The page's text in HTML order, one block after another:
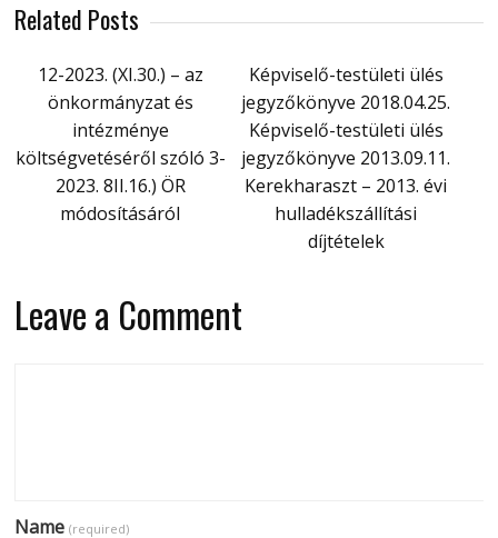
Related Posts
12-2023. (XI.30.) – az
önkormányzat és
intézménye
költségvetéséről szóló 3-
2023. 8II.16.) ÖR
módosításáról
Képviselő-testületi ülés
jegyzőkönyve 2018.04.25.
Képviselő-testületi ülés
jegyzőkönyve 2013.09.11.
Kerekharaszt – 2013. évi
hulladékszállítási
díjtételek
Leave a Comment
Name(required)